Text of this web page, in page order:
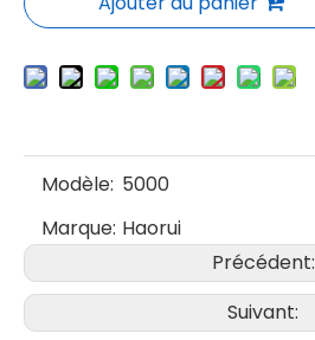
Modèle: 5000
Marque: Haorui
Précédent:
Suivant: